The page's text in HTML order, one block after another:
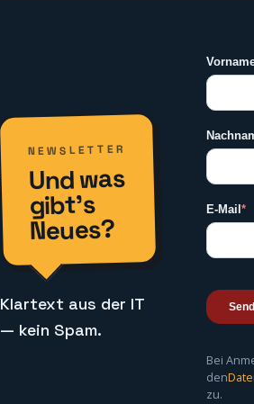
NEWSLETTER
Und was
gibt’s
Neues?
Klartext aus der IT
— kein Spam.
Bei
den
zu.